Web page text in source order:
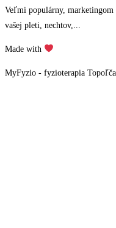
Veľmi populárny, marketingom
vašej pleti, nechtov,...
Made with
MyFyzio - fyzioterapia